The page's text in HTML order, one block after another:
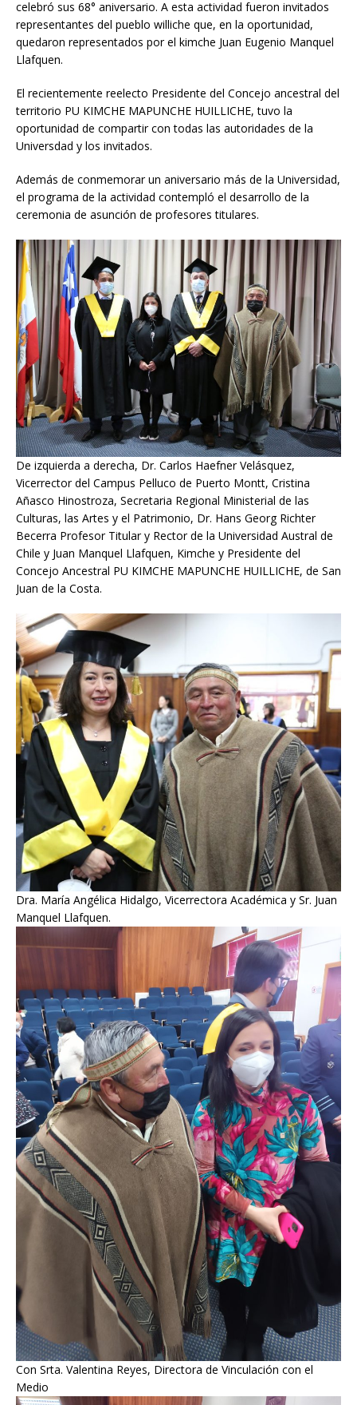
celebró sus 68° aniversario. A esta actividad fueron invitados
representantes del pueblo williche que, en la oportunidad,
quedaron representados por el kimche Juan Eugenio Manquel
Llafquen.
El recientemente reelecto Presidente del Concejo ancestral del
territorio PU KIMCHE MAPUNCHE HUILLICHE, tuvo la
oportunidad de compartir con todas las autoridades de la
Universdad y los invitados.
Además de conmemorar un aniversario más de la Universidad,
el programa de la actividad contempló el desarrollo de la
ceremonia de asunción de profesores titulares.
De izquierda a derecha, Dr. Carlos Haefner Velásquez,
Vicerrector del Campus Pelluco de Puerto Montt, Cristina
Añasco Hinostroza, Secretaria Regional Ministerial de las
Culturas, las Artes y el Patrimonio, Dr. Hans Georg Richter
Becerra Profesor Titular y Rector de la Universidad Austral de
Chile y Juan Manquel Llafquen, Kimche y Presidente del
Concejo Ancestral PU KIMCHE MAPUNCHE HUILLICHE, de San
Juan de la Costa.
Dra. María Angélica Hidalgo, Vicerrectora Académica y Sr. Juan
Manquel Llafquen.
Con Srta. Valentina Reyes, Directora de Vinculación con el
Medio